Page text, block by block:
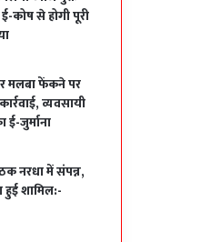
कोष से होगी पूरी
मलबा फेंकने पर
व्यवसायी
ई-जुर्माना
नरधा में संपन्न,
हुई शामिल:-